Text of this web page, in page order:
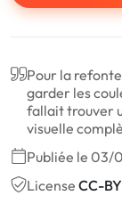
Pour la
garder les
fallait trouver
visuelle
Publiée le 03/
License CC-